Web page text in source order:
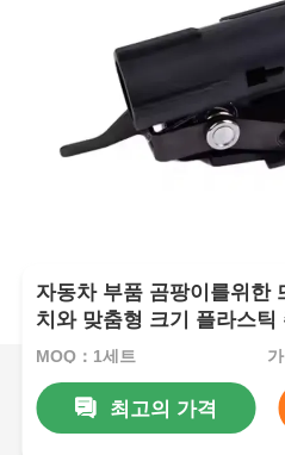
자동차 부품 곰팡이를위한
치와 맞춤형 크기 플라스틱
MOQ：1세트
최고의 가격